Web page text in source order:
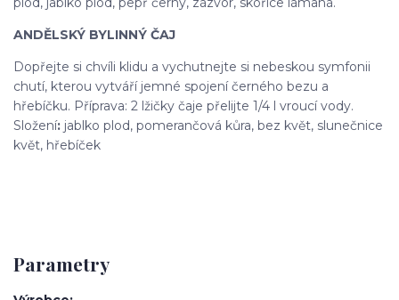
ANDĚLSKÝ BYLINNÝ ČAJ
Dopřejte si chvíli klidu a vychutnejte si nebeskou symfonii
chutí, kterou vytváří jemné spojení černého bezu a
hřebíčku. Příprava: 2 lžičky čaje přelijte 1/4 l vroucí vody.
Složení: jablko plod, pomerančová kůra, bez květ, slunečnice
květ, hřebíček
Parametry